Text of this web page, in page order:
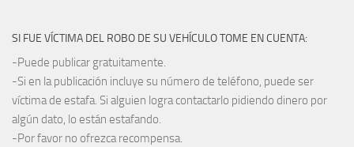
SI FUE VÍCTIMA DEL ROBO DE SU VEHÍCULO TOME EN CUENTA:
-Puede publicar gratuitamente.
-Si en la publicación incluye su número de teléfono, puede ser
víctima de estafa. Si alguien logra contactarlo pidiendo dinero por
algún dato, lo están estafando.
-Por favor no ofrezca recompensa.